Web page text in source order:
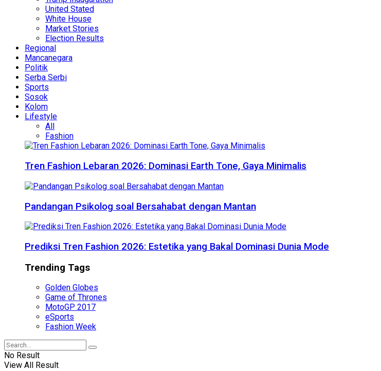
United Stated
White House
Market Stories
Election Results
Regional
Mancanegara
Politik
Serba Serbi
Sports
Sosok
Kolom
Lifestyle
All
Fashion
Tren Fashion Lebaran 2026: Dominasi Earth Tone, Gaya Minimalis
Pandangan Psikolog soal Bersahabat dengan Mantan
Prediksi Tren Fashion 2026: Estetika yang Bakal Dominasi Dunia Mode
Trending Tags
Golden Globes
Game of Thrones
MotoGP 2017
eSports
Fashion Week
No Result
View All Result